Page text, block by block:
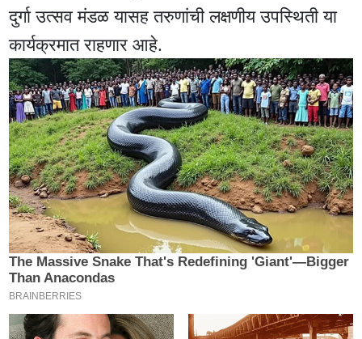
दुर्गा उत्सव मंडळ यासह तरुणांची लक्षणीय उपस्थिती या
कार्यक्रमात राहणार आहे.